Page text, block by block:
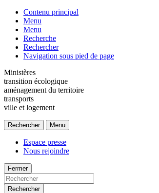
Contenu principal
Menu
Menu
Recherche
Rechercher
Navigation sous pied de page
Ministères
transition écologique
aménagement du territoire
transports
ville et logement
Rechercher Menu
Espace presse
Nous rejoindre
Fermer
Rechercher